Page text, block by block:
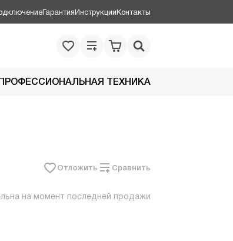
ГарантияИнструкцииКонтакты
ПРОФЕССИОНАЛЬНАЯ ТЕХНИКА
Отложить Сравнить
на момент последней продажи